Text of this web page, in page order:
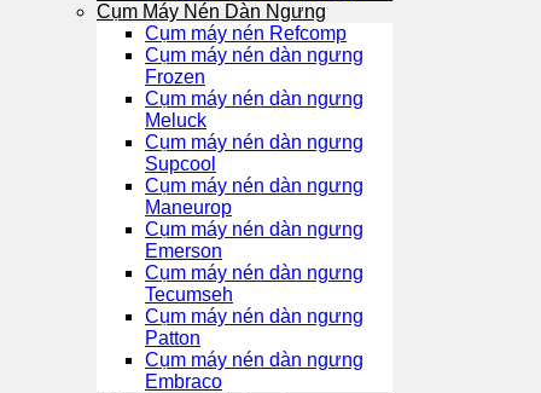
Cụm Máy Nén Dàn Ngưng
Cụm máy nén Refcomp
Cụm máy nén dàn ngưng
Frozen
Cụm máy nén dàn ngưng
Meluck
Cụm máy nén dàn ngưng
Supcool
Cụm máy nén dàn ngưng
Maneurop
Cụm máy nén dàn ngưng
Emerson
Cụm máy nén dàn ngưng
Tecumseh
Cụm máy nén dàn ngưng
Patton
Cụm máy nén dàn ngưng
Embraco